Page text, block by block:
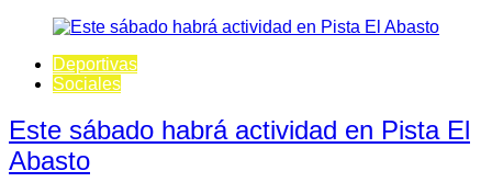
Deportivas
Sociales
Este sábado habrá actividad en Pista El
Abasto